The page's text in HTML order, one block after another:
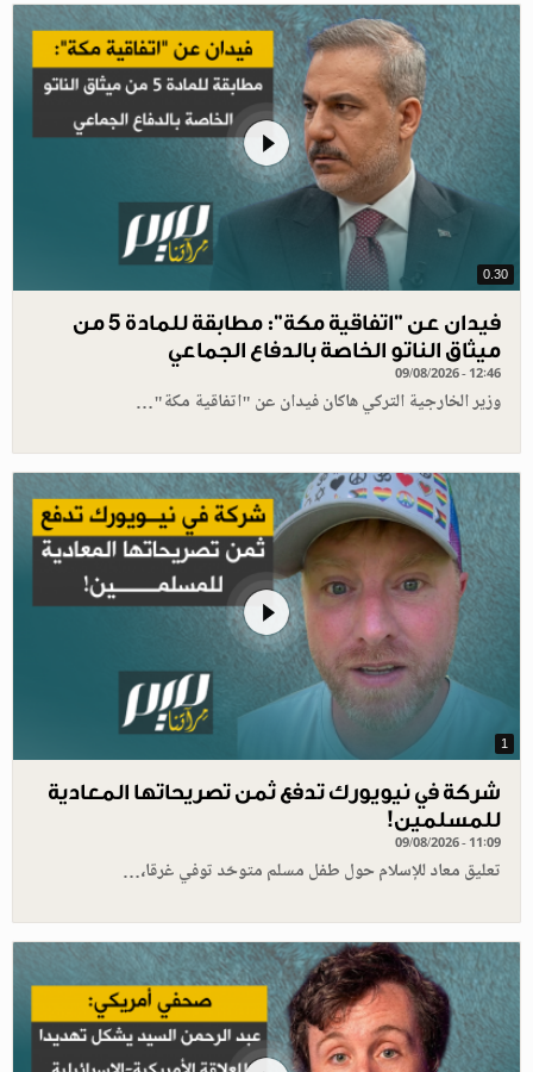
0.30
فيدان عن "اتفاقية مكة": مطابقة للمادة 5 من
ميثاق الناتو الخاصة بالدفاع الجماعي
09/08/2026 - 12:46
وزير الخارجية التركي هاكان فيدان عن "اتفاقية مكة"…
1
شركة في نيويورك تدفع ثمن تصريحاتها المعادية
للمسلمين!
09/08/2026 - 11:09
تعليق معاد للإسلام حول طفل مسلم متوحّد توفي غرقا،…